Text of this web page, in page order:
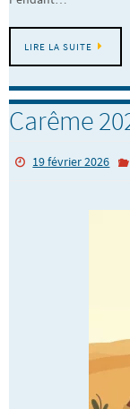
LIRE LA SUITE
Carême
19 février 2026